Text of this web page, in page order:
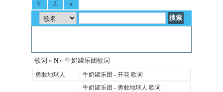
Y
Z #
歌词 » N » 牛奶罐乐团歌词
勇敢地球人
牛奶罐乐团 - 开花 歌词
牛奶罐乐团 - 勇敢地球人 歌词